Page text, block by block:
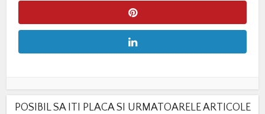
POSIBIL SA ITI PLACA SI URMATOARELE ARTICOLE